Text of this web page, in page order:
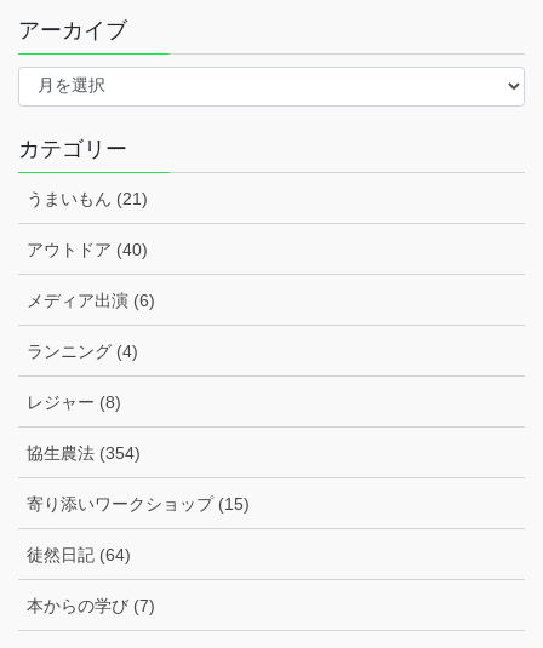
アーカイブ
ア
イ
カテゴリー
うまいもん (21)
アウトドア (40)
メディア出演 (6)
ランニング (4)
レジャー (8)
協生農法 (354)
寄り添いワークショップ (15)
徒然日記 (64)
本からの学び (7)